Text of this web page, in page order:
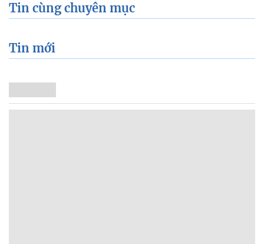
Tin cùng chuyên mục
Tin mới